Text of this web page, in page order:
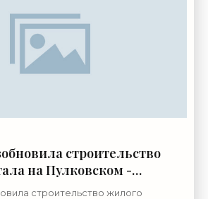
строительство
на Пулковском -
строительства»
строительство жилого